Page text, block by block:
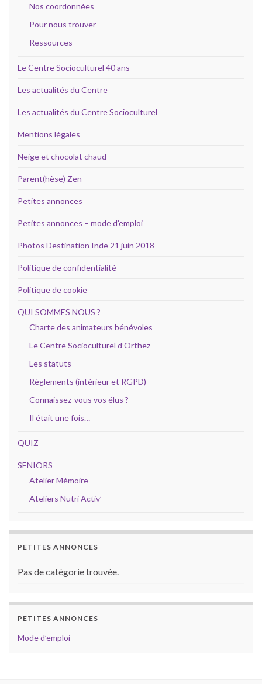
Nos coordonnées
Pour nous trouver
Ressources
Le Centre Socioculturel 40 ans
Les actualités du Centre
Les actualités du Centre Socioculturel
Mentions légales
Neige et chocolat chaud
Parent(hèse) Zen
Petites annonces
Petites annonces – mode d’emploi
Photos Destination Inde 21 juin 2018
Politique de confidentialité
Politique de cookie
QUI SOMMES NOUS ?
Charte des animateurs bénévoles
Le Centre Socioculturel d’Orthez
Les statuts
Règlements (intérieur et RGPD)
Connaissez-vous vos élus ?
Il était une fois…
QUIZ
SENIORS
Atelier Mémoire
Ateliers Nutri Activ’
PETITES ANNONCES
Pas de catégorie trouvée.
PETITES ANNONCES
Mode d’emploi